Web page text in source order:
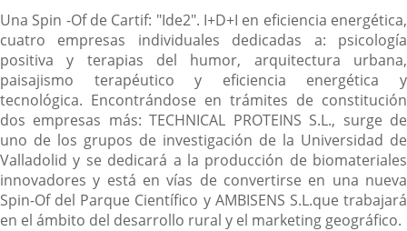
Una Spin -Of de Cartif: "Ide2". I+D+I en eficiencia energética,
cuatro empresas individuales dedicadas a: psicología
positiva y terapias del humor, arquitectura urbana,
paisajismo terapéutico y eficiencia energética y
tecnológica. Encontrándose en trámites de constitución
dos empresas más: TECHNICAL PROTEINS S.L., surge de
uno de los grupos de investigación de la Universidad de
Valladolid y se dedicará a la producción de biomateriales
innovadores y está en vías de convertirse en una nueva
Spin-Of del Parque Científico y AMBISENS S.L.que trabajará
en el ámbito del desarrollo rural y el marketing geográfico.